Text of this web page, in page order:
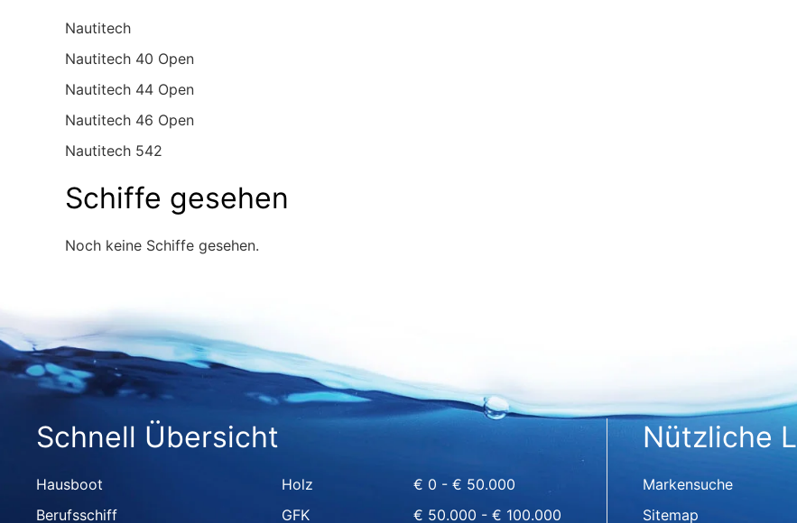
Nautitech
Nautitech 40 Open
Nautitech 44 Open
Nautitech 46 Open
Nautitech 542
Schiffe gesehen
Noch keine Schiffe gesehen.
Schnell Übersicht
Hausboot
Berufsschiff
Holz
GFK
€ 0 - € 50.000
€ 50.000 - € 100.000
Nützliche
Markensuche
Sitemap